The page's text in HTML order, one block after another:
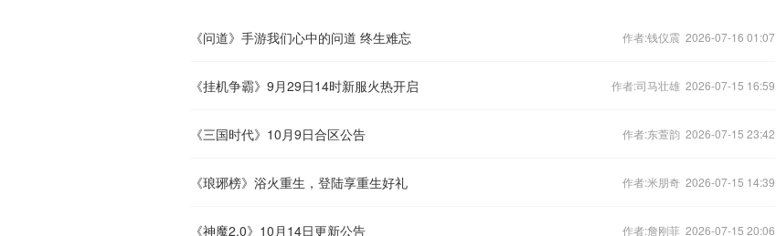
《问道》手游我们心中的问道 终生难忘 作者:钱仪震 2026-07-16 01:07
《挂机争霸》9月29日14时新服火热开启 作者:司马壮雄 2026-07-15 16:59
《三国时代》10月9日合区公告 作者:东萱韵 2026-07-15 23:42
《琅琊榜》浴火重生，登陆享重生好礼 作者:米朋奇 2026-07-15 14:39
《神魔2.0》10月14日更新公告 作者:詹刚菲 2026-07-15 20:06